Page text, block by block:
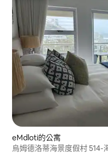
eMdloti的公寓
烏姆德洛蒂海景度假村 514-